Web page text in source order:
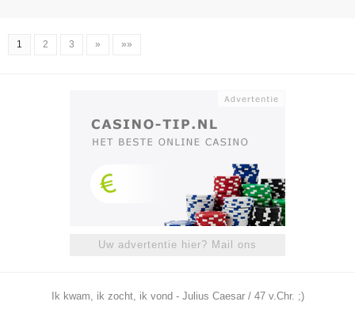
1 2 3 » »»
Uw advertentie hier? Mail ons
Ik kwam, ik zocht, ik vond - Julius Caesar / 47 v.Chr. ;)